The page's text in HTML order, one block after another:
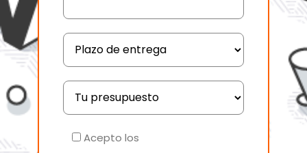
Acepto los